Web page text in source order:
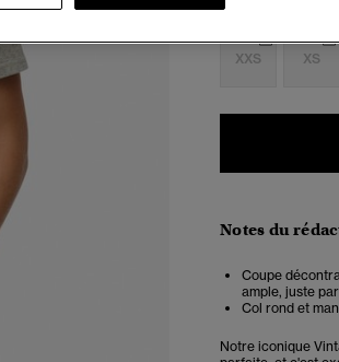
Choisis Taille:
XXS XS
Notes du
Coupe
ample, juste
Col rond et
Notre iconique